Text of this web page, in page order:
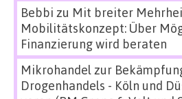
Bebbi zu Mit breiter
Mobilitätskonzept: Über
Finanzierung wird beraten
Mikrohandel zur
Drogenhandels - Köln und